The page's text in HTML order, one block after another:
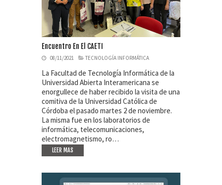
Encuentro En El CAETI
08/11/2021 TECNOLOGÍA INFORMÁTICA
La Facultad de Tecnología Informática de la
Universidad Abierta Interamericana se
enorgullece de haber recibido la visita de una
comitiva de la Universidad Católica de
Córdoba el pasado martes 2 de noviembre.
La misma fue en los laboratorios de
informática, telecomunicaciones,
electromagnetismo, ro…
LEER MAS